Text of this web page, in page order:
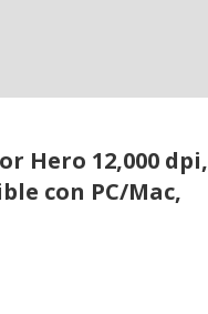
Hero 12,000 dpi,
con PC/Mac,